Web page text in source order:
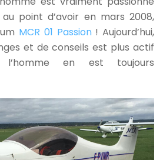
point d’avoir en mars 2008,
MCR 01 Passion! Aujourd’hui,
et de conseils est plus actif
en est toujours